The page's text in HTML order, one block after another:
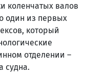
коленчатых валов
один из первых
который
отделении –
судна.